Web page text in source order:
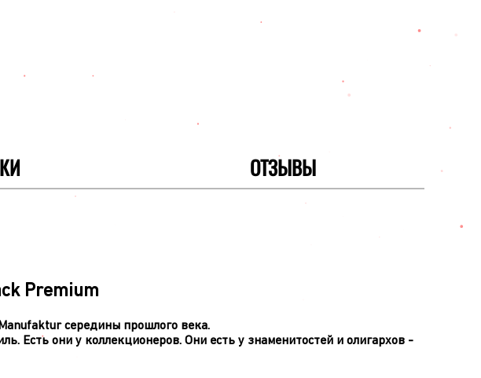
ОТЗЫВЫ
Premium
середины прошлого века.
Есть они у коллекционеров. Они есть у знаменитостей и олигархов -